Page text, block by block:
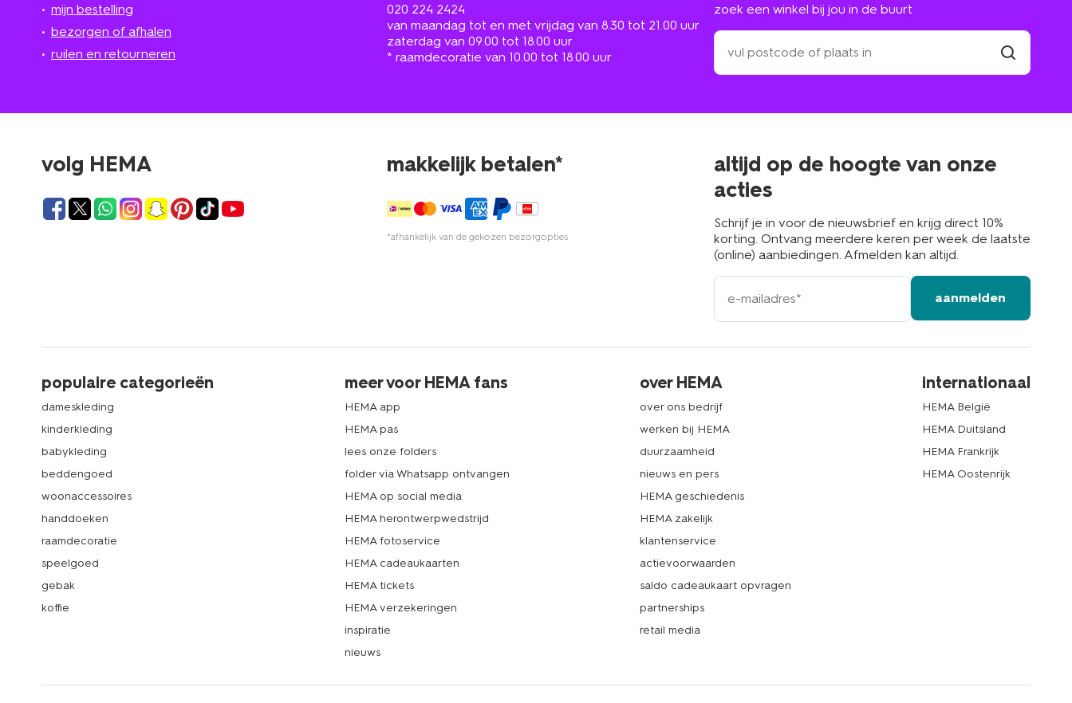
mijn bestelling
bezorgen of afhalen
ruilen en retourneren
020 224 2424
van maandag tot en met vrijdag van 8.30 tot 21.00 uur
zaterdag van 09.00 tot 18.00 uur
* raamdecoratie van 10.00 tot 18.00 uur
zoek een winkel bij jou in de buurt
zoek
een
winkel
in
volg HEMA makkelijk betalen*
*afhankelijk van de gekozen bezorgopties
altijd op de hoogte van onze
acties
Schrijf je in voor de nieuwsbrief en krijg direct 10%
korting. Ontvang meerdere keren per week de laatste
(online) aanbiedingen. Afmelden kan altijd.
e-
mailadres
aanmelden
populaire categorieën
dameskleding
kinderkleding
babykleding
beddengoed
woonaccessoires
handdoeken
raamdecoratie
speelgoed
gebak
koffie
meer voor HEMA fans
HEMA app
HEMA pas
lees onze folders
folder via Whatsapp ontvangen
HEMA op social media
HEMA herontwerpwedstrijd
HEMA fotoservice
HEMA cadeaukaarten
HEMA tickets
HEMA verzekeringen
inspiratie
nieuws
over HEMA
over ons bedrijf
werken bij HEMA
duurzaamheid
nieuws en pers
HEMA geschiedenis
HEMA zakelijk
klantenservice
actievoorwaarden
saldo cadeaukaart opvragen
partnerships
retail media
internationaal
HEMA België
HEMA Duitsland
HEMA Frankrijk
HEMA Oostenrijk